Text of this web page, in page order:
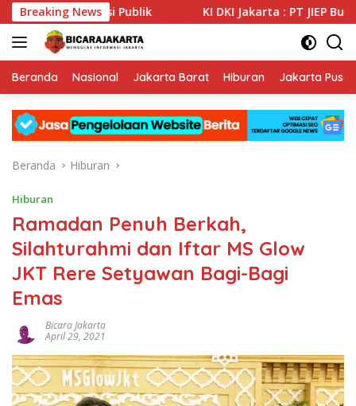
Langsung
ke
konten
Breaking News
Publik KI DKI Jakarta : PT JIEP Buktikan
Beranda Nasional Jakarta Barat Hiburan Jakarta Pusat
Beranda Hiburan
Hiburan
Ramadan Penuh Berkah,
Silahturahmi dan Iftar MS Glow
JKT Rere Setyawan Bagi-Bagi
Emas
Bicara Jakarta
April 29, 2021